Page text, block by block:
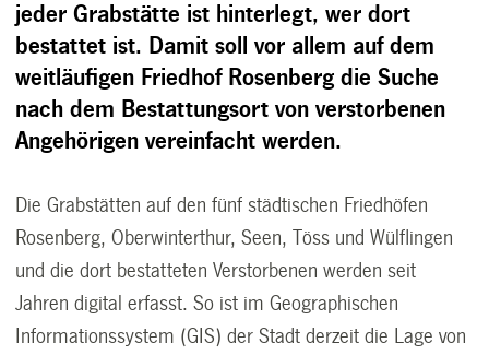
jeder Grabstätte ist hinterlegt, wer dort
bestattet ist. Damit soll vor allem auf dem
weitläufigen Friedhof Rosenberg die Suche
nach dem Bestattungsort von verstorbenen
Angehörigen vereinfacht werden.
Die Grabstätten auf den fünf städtischen Friedhöfen
Rosenberg, Oberwinterthur, Seen, Töss und Wülflingen
und die dort bestatteten Verstorbenen werden seit
Jahren digital erfasst. So ist im Geographischen
Informationssystem (GIS) der Stadt derzeit die Lage von